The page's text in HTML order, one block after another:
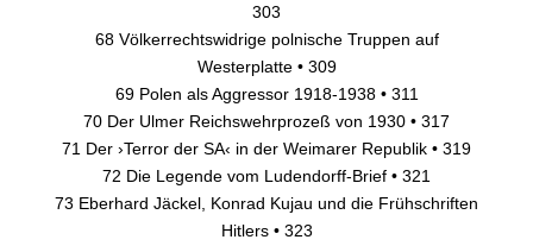
303
68 Völkerrechtswidrige polnische Truppen auf
Westerplatte • 309
69 Polen als Aggressor 1918-1938 • 311
70 Der Ulmer Reichswehrprozeß von 1930 • 317
71 Der ›Terror der SA‹ in der Weimarer Republik • 319
72 Die Legende vom Ludendorff-Brief • 321
73 Eberhard Jäckel, Konrad Kujau und die Frühschriften
Hitlers • 323